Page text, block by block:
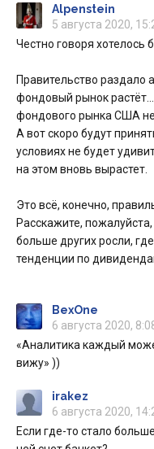
Alpenstein
5 августа 2020,
Честно говоря хотелось
Правительство раздало
фондовый рынок
фондового рынка США
А вот скоро будут
условиях не будет
на этом вновь вырастет.
Это всё, конечно,
Расскажите,
больше других росли,
тенденции по
BexOne
6 августа 2020,
«Аналитика каждый
вижу» ))
irakez
6 августа 2020,
Если где-то стало